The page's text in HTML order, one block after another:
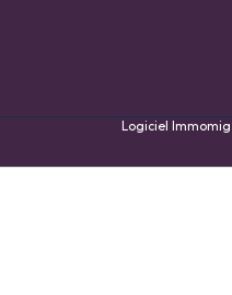
Logiciel Immomig